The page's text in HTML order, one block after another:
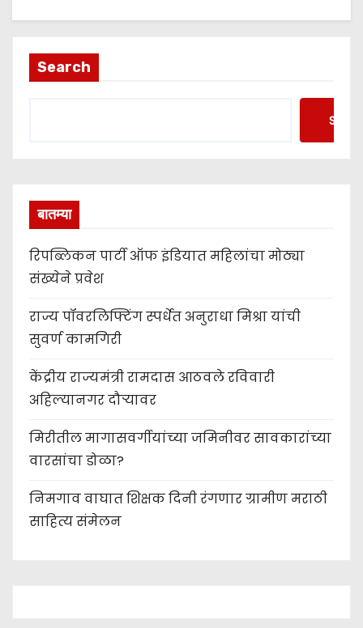
Search
बातम्या
रिपब्लिकन पार्टी ऑफ इंडियात महिलांचा मोठ्या
संख्येने प्रवेश
राज्य पॉवरलिफ्टिंग स्पर्धेत अनुराधा मिश्रा यांची
सुवर्ण कामगिरी
केंद्रीय राज्यमंत्री रामदास आठवले रविवारी
अहिल्यानगर दौऱ्यावर
मिरीतील मागासवर्गीयांच्या जमिनीवर सावकारांच्या
वारसांचा डोळा?
निमगाव वाघात शिक्षक दिनी रंगणार ग्रामीण मराठी
साहित्य संमेलन